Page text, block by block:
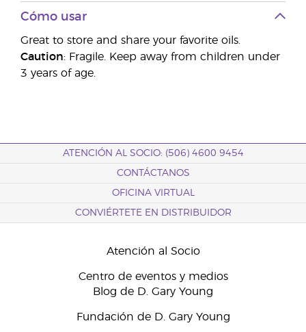
Cómo usar
Great to store and share your favorite oils.
Caution: Fragile. Keep away from children under
3 years of age.
ATENCIÓN AL SOCIO: (506) 4600 9454
CONTÁCTANOS
OFICINA VIRTUAL
CONVIÉRTETE EN DISTRIBUIDOR
Atención al Socio
Centro de eventos y medios
Blog de D. Gary Young
Fundación de D. Gary Young